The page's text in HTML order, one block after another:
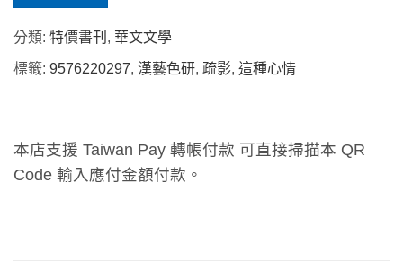
分類: 特價書刊 , 華文文學
標籤: 9576220297, 漢藝色研, 疏影, 這種心情
本店支援 Taiwan Pay 轉帳付款 可直接掃描本 QR
Code 輸入應付金額付款。